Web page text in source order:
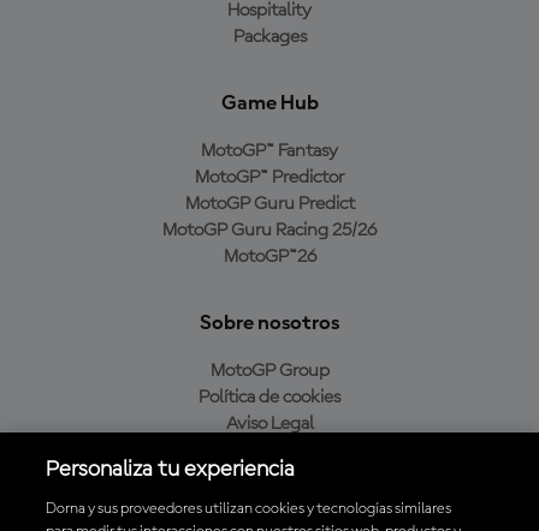
Hospitality
Packages
Game Hub
MotoGP™ Fantasy
MotoGP™ Predictor
MotoGP Guru Predict
MotoGP Guru Racing 25/26
MotoGP™26
Sobre nosotros
MotoGP Group
Política de cookies
Aviso Legal
Política de compra
Personaliza tu experiencia
Dorna y sus proveedores utilizan cookies y tecnologías similares